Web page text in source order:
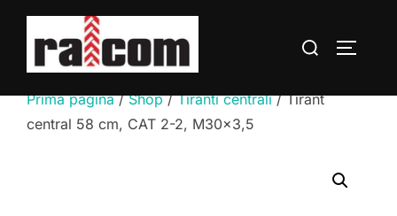
conținut
Caută
Prima pagină/Shop/Tiranti centrali/ Tirant
central 58 cm, CAT 2-2, M30x3,5